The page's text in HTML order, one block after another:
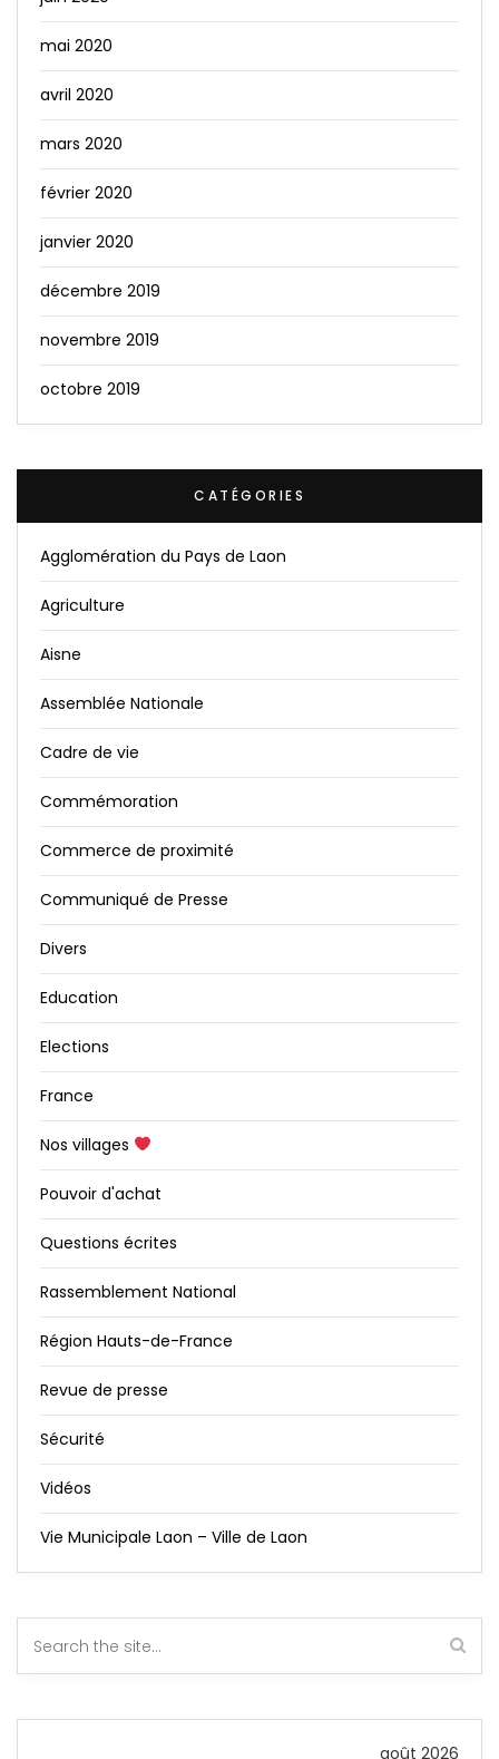
mai 2020
avril 2020
mars 2020
février 2020
janvier 2020
décembre 2019
novembre 2019
octobre 2019
CATÉGORIES
Agglomération du Pays de Laon
Agriculture
Aisne
Assemblée Nationale
Cadre de vie
Commémoration
Commerce de proximité
Communiqué de Presse
Divers
Education
Elections
France
Nos villages
Pouvoir d'achat
Questions écrites
Rassemblement National
Région Hauts-de-France
Revue de presse
Sécurité
Vidéos
Vie Municipale Laon – Ville de Laon
août 2026